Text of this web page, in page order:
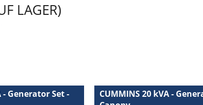
LAGER)
- Generator Set -
CUMMINS 20 kVA -